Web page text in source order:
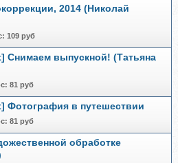
2014 (Николай
109 руб
Снимаем выпускной! (Татьяна
81 руб
Фотография в путешествии
81 руб
обработке